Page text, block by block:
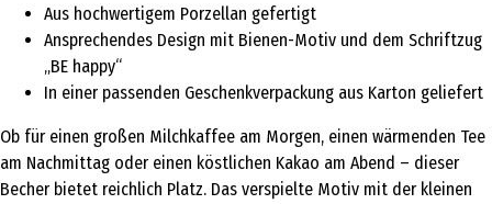
Aus hochwertigem Porzellan gefertigt
Ansprechendes Design mit Bienen-Motiv und dem Schriftzug
„BE happy“
In einer passenden Geschenkverpackung aus Karton geliefert
Ob für einen großen Milchkaffee am Morgen, einen wärmenden Tee
am Nachmittag oder einen köstlichen Kakao am Abend – dieser
Becher bietet reichlich Platz. Das verspielte Motiv mit der kleinen